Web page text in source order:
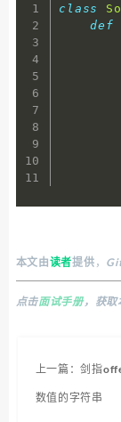
class
def
本文由读者提供 ，
点击面试手册，获取
上一篇：剑指
数值的字符串